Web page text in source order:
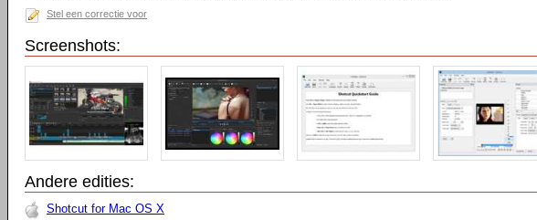
Stel een correctie voor
Screenshots:
Andere edities:
Shotcut for Mac OS X